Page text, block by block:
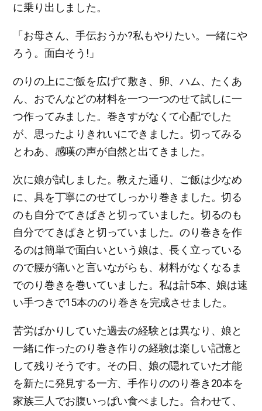
に乗り出しました。
「お母さん、手伝おうか?私もやりたい。一緒にや
ろう。面白そう!」
のりの上にご飯を広げて敷き、卵、ハム、たくあ
ん、おでんなどの材料を一つ一つのせて試しに一
つ作ってみました。巻きすがなくて心配でした
が、思ったよりきれいにできました。切ってみる
とわあ、感嘆の声が自然と出てきました。
次に娘が試しました。教えた通り、ご飯は少なめ
に、具を丁寧にのせてしっかり巻きました。切る
のも自分でてきぱきと切っていました。切るのも
自分でてきぱきと切っていました。のり巻きを作
るのは簡単で面白いという娘は、長く立っている
ので腰が痛いと言いながらも、材料がなくなるま
でのり巻きを巻いていました。私は計5本、娘は速
い手つきで15本ののり巻きを完成させました。
苦労ばかりしていた過去の経験とは異なり、娘と
一緒に作ったのり巻き作りの経験は楽しい記憶と
して残りそうです。その日、娘の隠れていた才能
を新たに発見する一方、手作りののり巻き20本を
家族三人でお腹いっぱい食べました。合わせて、